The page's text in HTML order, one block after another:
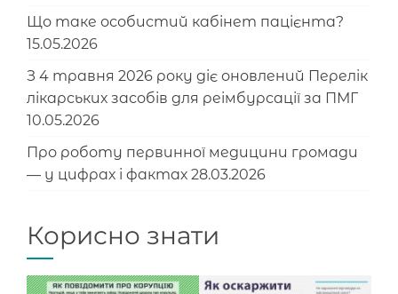
Що таке особистий кабінет пацієнта?
15.05.2026
З 4 травня 2026 року діє оновлений Перелік
лікарських засобів для реімбурсації за ПМГ
10.05.2026
Про роботу первинної медицини громади
— у цифрах і фактах 28.03.2026
Корисно знати